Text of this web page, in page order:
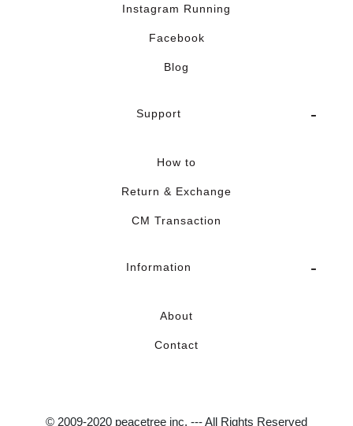
Instagram Running
Facebook
Blog
Support
How to
Return & Exchange
CM Transaction
Information
About
Contact
© 2009-2020 peacetree inc. --- All Rights Reserved